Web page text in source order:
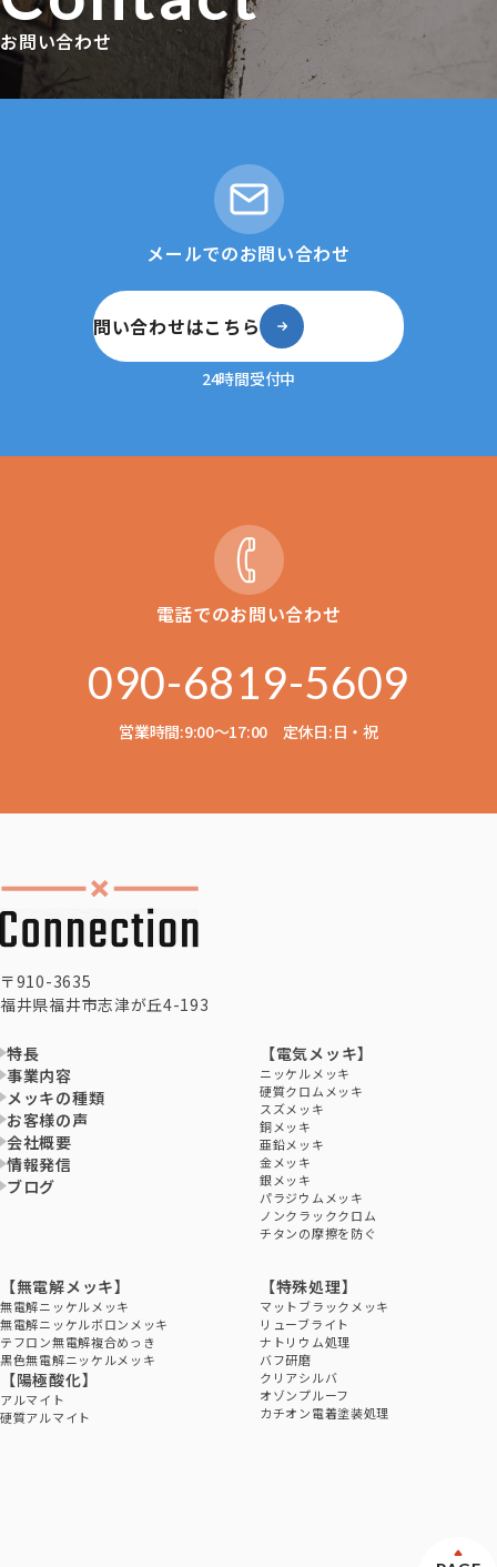
お問い合わせ
メールでのお問い合わせ
問い合わせはこちら
24時間受付中
電話でのお問い合わせ
090-6819-5609
営業時間:9:00〜17:00 定休日:日・祝
〒910-3635
福井県福井市志津が丘4-193
特長
事業内容
メッキの種類
お客様の声
会社概要
情報発信
ブログ
【電気メッキ】
ニッケルメッキ
硬質クロムメッキ
スズメッキ
銅メッキ
亜鉛メッキ
金メッキ
銀メッキ
パラジウムメッキ
ノンクラッククロム
チタンの摩擦を防ぐ
【無電解メッキ】
無電解ニッケルメッキ
無電解ニッケルボロンメッキ
テフロン無電解複合めっき
黒色無電解ニッケルメッキ
【陽極酸化】
アルマイト
硬質アルマイト
【特殊処理】
マットブラックメッキ
リューブライト
ナトリウム処理
バフ研磨
クリアシルバ
オゾンプルーフ
カチオン電着塗装処理